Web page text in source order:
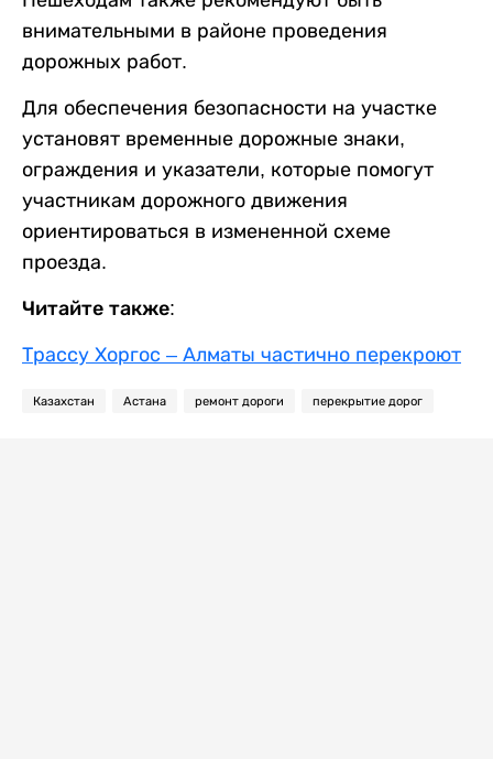
внимательными в районе проведения
дорожных работ.
Для обеспечения безопасности на участке
установят временные дорожные знаки,
ограждения и указатели, которые помогут
участникам дорожного движения
ориентироваться в измененной схеме
проезда.
Читайте также:
Трассу Хоргос – Алматы частично перекроют
Казахстан Астана ремонт дороги перекрытие дорог